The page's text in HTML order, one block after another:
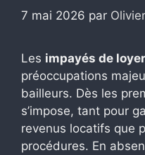
7 mai 2026 par Olivier
Les impayés de loyer
préoccupations
bailleurs. Dès les
s’impose, tant pour
revenus locatifs que
procédures. En